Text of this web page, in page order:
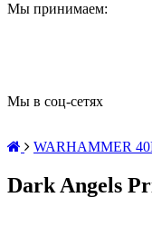
Мы принимаем:
Мы в соц-сетях
WARHAMMER
Dark Angels